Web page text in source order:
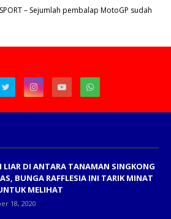
– Sejumlah pembalap MotoGP sudah
LIAR DI ANTARA TANAMAN SINGKONG
BUNGA RAFFLESIA INI TARIK MINAT
MELIHAT
18, 2020